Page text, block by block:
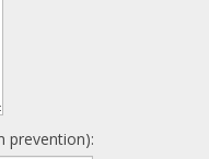
prevention):